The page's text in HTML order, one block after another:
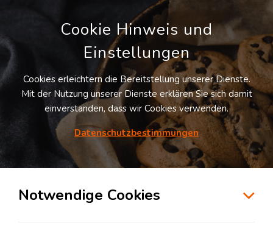
Möchten Sie diesen Suchauftrag
speichern und automatisch über neue
Standorte informiert werden?
Cookie Hinweis und
Einstellungen
Cookies erleichtern die Bereitstellung unserer Dienste.
Mit der Nutzung unserer Dienste erklären Sie sich damit
einverstanden, dass wir Cookies verwenden.
Datenschutzbestimmungen
Notwendige Cookies